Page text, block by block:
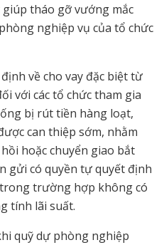
tháo gỡ vướng mắc
nghiệp vụ của tổ chức
về cho vay đặc biệt từ
với các tổ chức tham gia
bị rút tiền hàng loạt,
can thiệp sớm, nhằm
hoặc chuyển giao bắt
gửi có quyền tự quyết định
trong trường hợp không có
tính lãi suất.
quỹ dự phòng nghiệp